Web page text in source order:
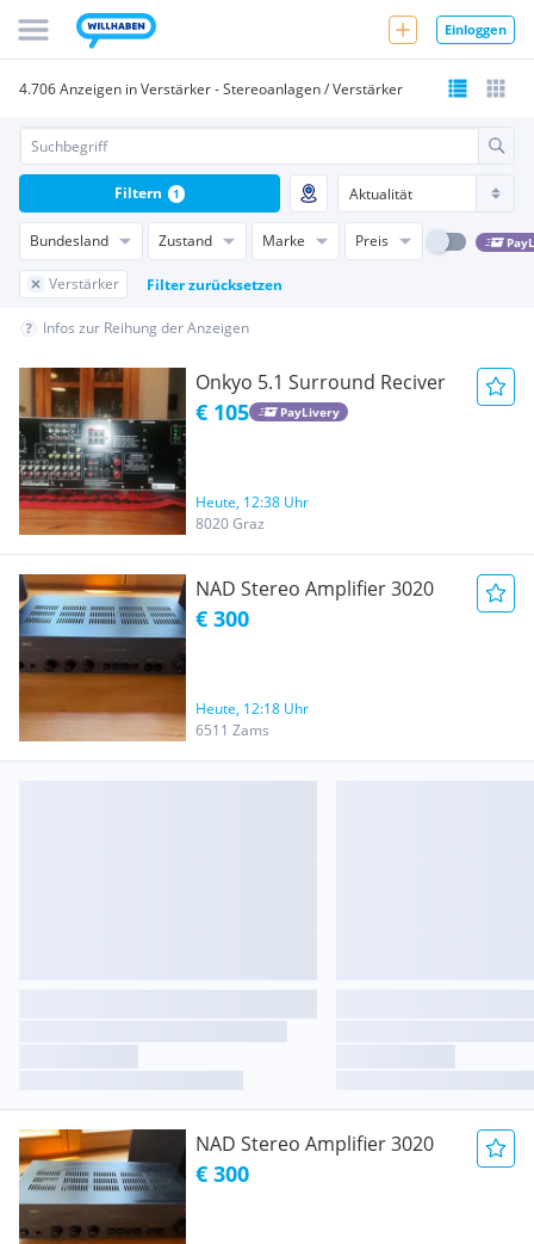
Einloggen
4.706 Anzeigen in Verstärker - Stereoanlagen / Verstärker
Bundesland Zustand Marke Preis
Verstärker Filter zurücksetzen
Filtern 1
Infos zur Reihung der Anzeigen
Onkyo 5.1 Surround Reciver
€ 105 PayLivery
Heute, 12:38 Uhr
8020 Graz
NAD Stereo Amplifier 3020
€ 300
Heute, 12:18 Uhr
6511 Zams
NAD Stereo Amplifier 3020
€ 300